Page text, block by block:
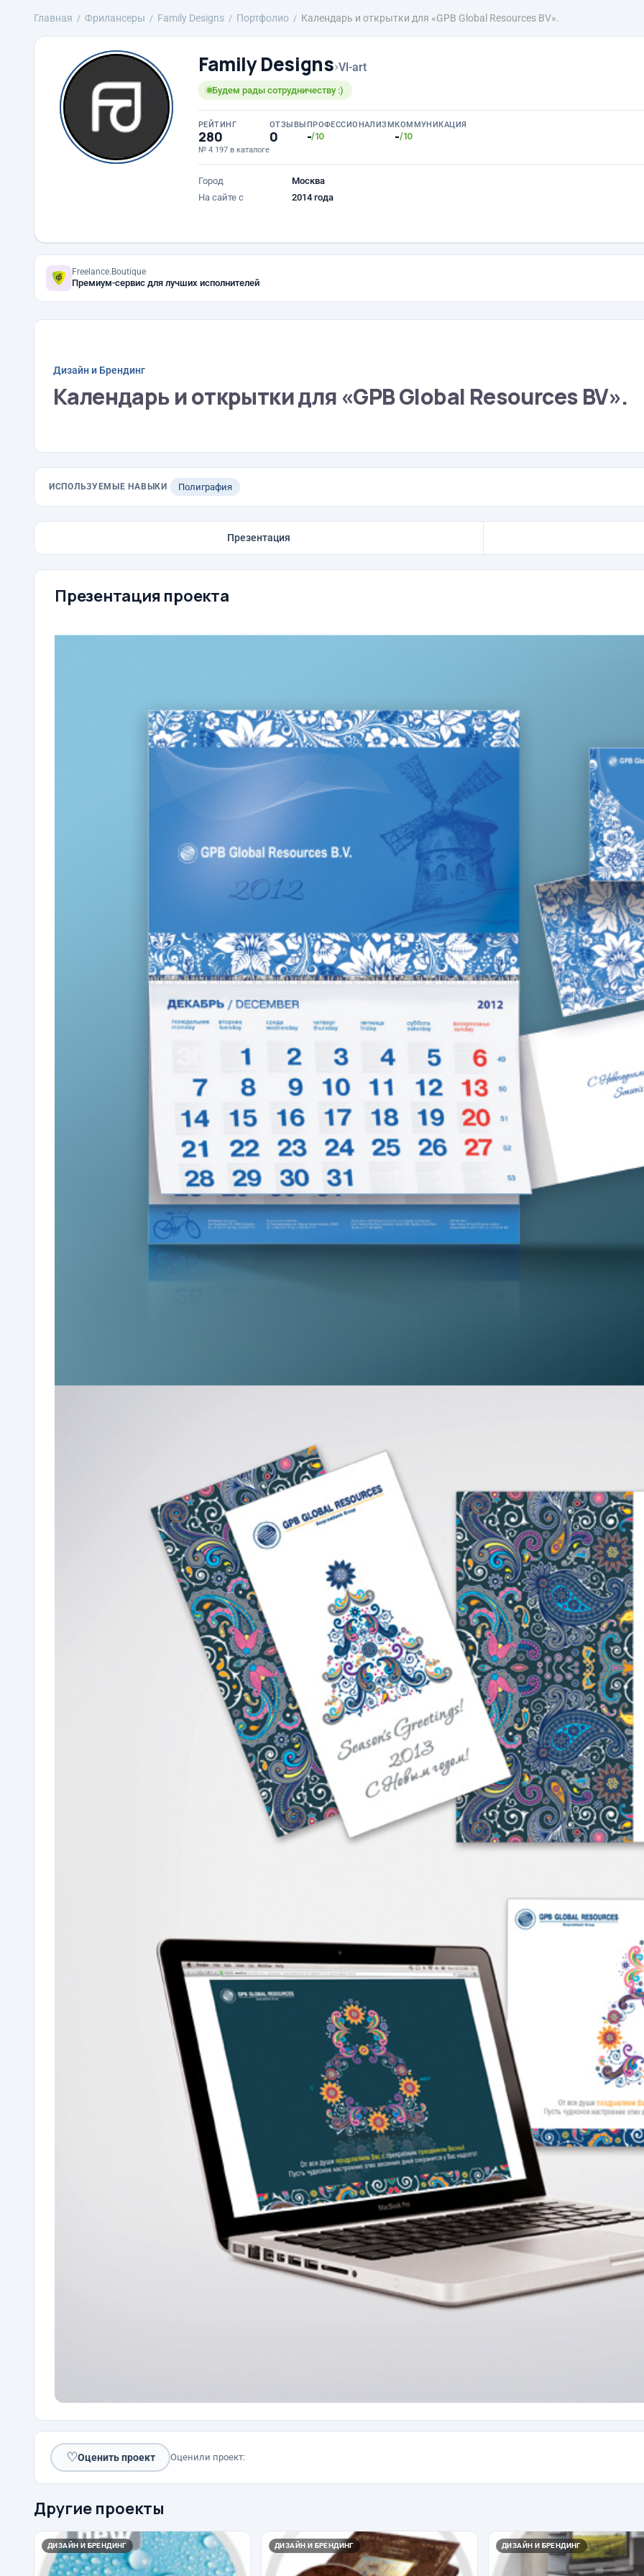
Главная Фрилансеры Family Designs Портфолио Календарь и открытки для «GPB Global Resources BV».
Family Designs›Vl-art
Будем рады сотрудничеству :)
РЕЙТИНГ
280
№ 4 197 в каталоге
ОТЗЫВЫ
0
ПРОФЕССИОНАЛИЗМ
-/10
КОММУНИКАЦИЯ
-/10
Город
Москва
На сайте с
2014 года
Freelance.Boutique
Премиум-сервис для лучших исполнителей
Дизайн и Брендинг
Календарь и открытки для «GPB Global Resources BV».
ИСПОЛЬЗУЕМЫЕ НАВЫКИ Полиграфия
Презентация
Презентация проекта
♡Оценить проект Оценили проект:
Другие проекты
ДИЗАЙН И БРЕНДИНГ ДИЗАЙН И БРЕНДИНГ ДИЗАЙН И БРЕНДИНГ